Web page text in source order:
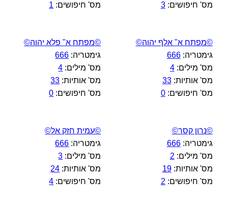
מס' חיפושים:3
מס' חיפושים: 1
©מפתח א" אלף יהוה©
גימטריה:666
מס' מילים:4
מס' אותיות:33
מס' חיפושים:0
©מפתח א" פלא יהוה©
גימטריה: 666
מס' מילים: 4
מס' אותיות: 33
מס' חיפושים: 0
©נרון קסר©
גימטריה:666
מס' מילים: 2
מס' אותיות:19
מס' חיפושים: 2
©עמית חזק אל©
גימטריה: 666
מס' מילים: 3
מס' אותיות: 24
מס' חיפושים: 4